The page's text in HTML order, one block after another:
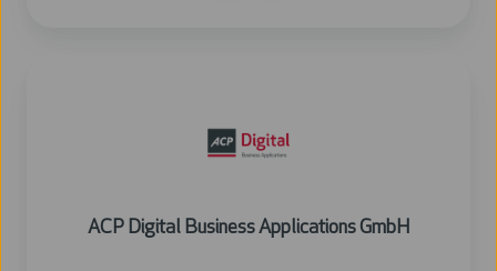
ACP Digital Business Applications GmbH